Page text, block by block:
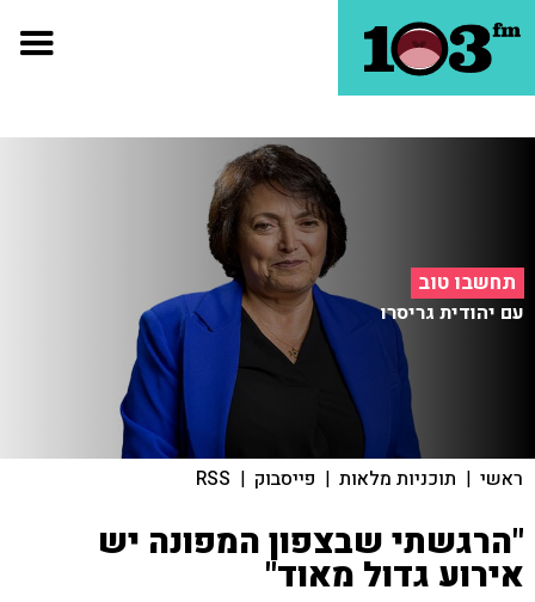
תחשבו טוב
עם יהודית גריסרו
ראשי | תוכניות מלאות | פייסבוק |
RSS
"הרגשתי שבצפון המפונה יש
אירוע גדול מאוד"